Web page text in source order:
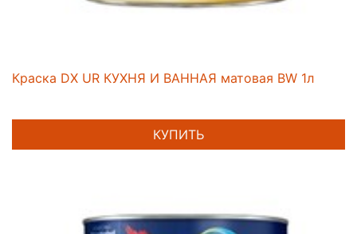
Краска DX UR КУХНЯ И ВАННАЯ матовая BW 1л
КУПИТЬ